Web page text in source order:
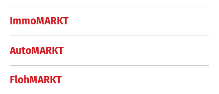
ImmoMARKT
AutoMARKT
FlohMARKT